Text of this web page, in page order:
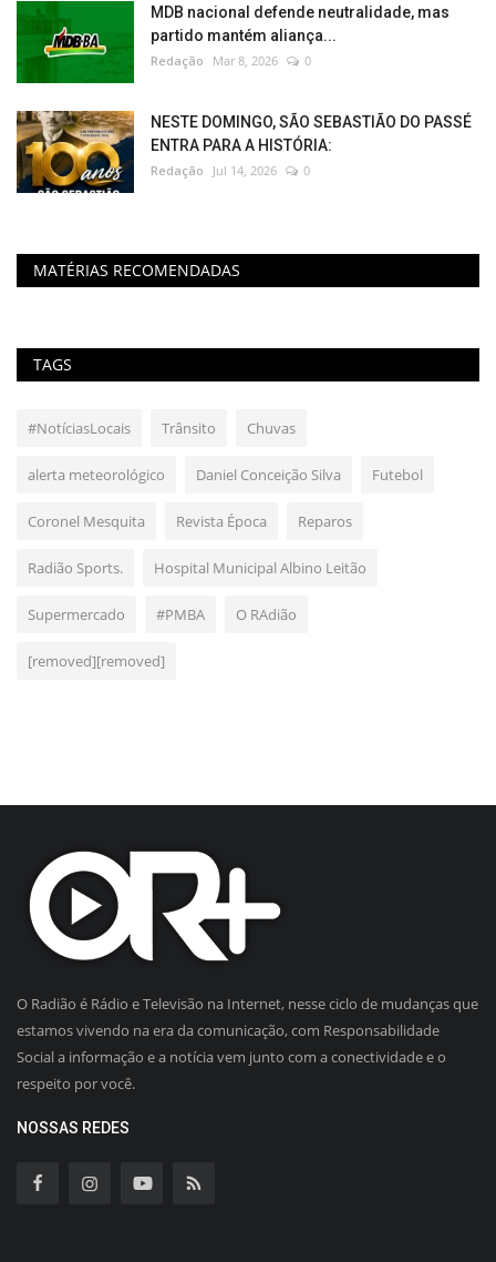
MDB nacional defende neutralidade, mas
partido mantém aliança...
Redação Mar 8, 2026 0
NESTE DOMINGO, SÃO SEBASTIÃO DO PASSÉ
ENTRA PARA A HISTÓRIA:
Redação Jul 14, 2026 0
MATÉRIAS RECOMENDADAS
TAGS
#NotíciasLocais Trânsito Chuvas
alerta meteorológico Daniel Conceição Silva Futebol
Coronel Mesquita Revista Época Reparos
Radião Sports. Hospital Municipal Albino Leitão
Supermercado #PMBA O RAdião
[removed][removed]
O Radião é Rádio e Televisão na Internet, nesse ciclo de mudanças que
estamos vivendo na era da comunicação, com Responsabilidade
Social a informação e a notícia vem junto com a conectividade e o
respeito por você.
NOSSAS REDES